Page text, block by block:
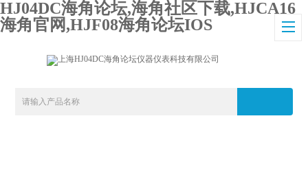
HJ04DC海角论坛,海角社区下载,HJCA16
海角官网,HJF08海角论坛IOS